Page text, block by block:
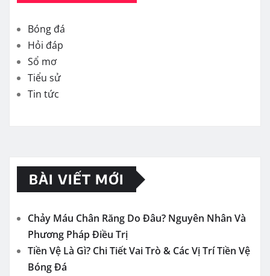
Bóng đá
Hỏi đáp
Sổ mơ
Tiểu sử
Tin tức
BÀI VIẾT MỚI
Chảy Máu Chân Răng Do Đâu? Nguyên Nhân Và
Phương Pháp Điều Trị
Tiền Vệ Là Gì? Chi Tiết Vai Trò & Các Vị Trí Tiền Vệ
Bóng Đá